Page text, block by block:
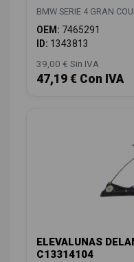
BMW SERIE 4 GRAN
OEM: 7465291
ID: 1343813
39,00 € Sin IVA
47,19 € Con IVA
ELEVALUNAS
C13314104